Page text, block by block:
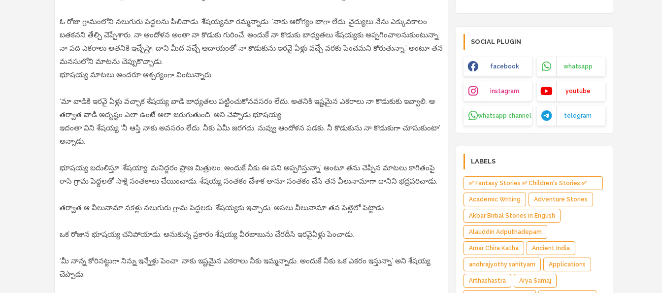
ఓ రోజు గ్రామంలోని నలుగురు పెద్దలను పిలిచాడు. శేషయ్యనూ రమ్మన్నాడు. ‘నాకు ఆరోగ్యం బాగా లేదు. వైద్యులు నేను ఎక్కువకాలం
బతకనని తేల్చి చెప్పేశారు. నా ఆందోళన అంతా నా కొడుకు గురించే. అందుకే నా కొడుకు బాధ్యతలు శేషయ్యకు అప్పగించాలనుకుంటున్నా.
నా పది ఎకరాలు అతనికి ఇచ్చేస్తా. దాని మీద వచ్చే ఆదాయంతో నా కొడుకును ఇరవై ఏళ్లు వచ్చే వరకు పెంచమని కోరుతున్నా.’ అంటూ తన
మనసులోని మాటను చెప్పుకొచ్చాడు.
భూషయ్య మాటలు అందరూ ఆశ్చర్యంగా వింటున్నారు.
‘మా వాడికి ఇరవై ఏళ్లు వచ్చాక శేషయ్య వాడి బాధ్యతలు పట్టించుకోనవసరం లేదు. అతనికి ఇష్టమైన ఎకరాలు నా కొడుకుకు ఇవ్వాలి. ఆ
తర్వాత వాడి అదృష్టం ఎలా ఉంటే అలా జరుగుతుంది’ అని చెప్పాడు భూషయ్య.
ఇదంతా విని శేషయ్య ‘నీ ఆస్తి నాకు అవసరం లేదు. నీకు ఏమీ జరగదు. నువ్వు ఆందోళన పడకు. నీ కొడుకును నా కొడుకుగా చూసుకుంటా’
అన్నాడు.
భూషయ్య బదులిస్తూ ‘శేషయ్యా! మనిద్దరం ప్రాణ మిత్రులం. అందుకే నీకు ఈ పని అప్పగిస్తున్నా’ అంటూ తను చెప్పిన మాటలు కాగితంపై
రాసి గ్రామ పెద్దలతో సాక్షి సంతకాలు చేయించాడు. శేషయ్య సంతకం చేశాక తానూ సంతకం చేసి తన వీలునామాగా దానిని భద్రపరిచాడు.
తర్వాత ఆ వీలునామా నకళ్లు నలుగురు గ్రామ పెద్దలకు, శేషయ్యకు ఇచ్చాడు. అసలు వీలునామా తన పెట్టెలో పెట్టాడు.
ఒక రోజున భూషయ్య చనిపోయాడు. అనుకున్న ప్రకారం శేషయ్య వీరబాబును చేరదీసి ఇరవైఏళ్లు పెంచాడు.
‘మీ నాన్న కోరినట్టుగా నిన్ను ఇన్నేళ్లు పెంచా. నాకు ఇష్టమైన ఎకరాలు నీకు ఇమ్మన్నాడు. అందుకే నీకు ఒక ఎకరం ఇస్తున్నా’ అని శేషయ్య
చెప్పాడు.
SOCIAL PLUGIN
facebook whatsapp
instagram youtube
whatsapp channel telegram
LABELS
✅ Fantasy Stories ✅ Children's Stories ✅
Magical Adventure ✅ Indian Fantasy ✅
Enchanted Kingdom ✅ Heroic Quest ✅ Fairy
Tale
Academic Writing Adventure Stories
Akbar Birbal Stories in English
Alauddin Adputhadepam
Amar Chira Katha Ancient India
andhrajyothy sahityam Applications
Arthashastra Arya Samaj